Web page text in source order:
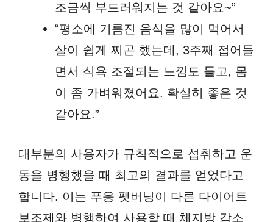
조금씩 부드러워지는 것 같아요~”
“평소에 기름진 음식을 많이 먹어서
살이 쉽게 찌곤 했는데, 3주째 접어들
면서 식욕 조절되는 느낌도 들고, 몸
이 좀 가벼워졌어요. 확실히 좋은 것
같아요.”
대부분의 사용자가 규칙적으로 섭취하고 운
동을 병행했을 때 최고의 결과를 얻었다고
합니다. 이는 푸응 팻버닝이 다른 다이어트
보조제와 병행하여 사용할 때 체지방 감소